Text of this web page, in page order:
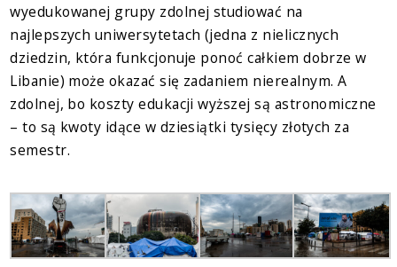
wyedukowanej grupy zdolnej studiować na
najlepszych uniwersytetach (jedna z nielicznych
dziedzin, która funkcjonuje ponoć całkiem dobrze w
Libanie) może okazać się zadaniem nierealnym. A
zdolnej, bo koszty edukacji wyższej są astronomiczne
– to są kwoty idące w dziesiątki tysięcy złotych za
semestr.